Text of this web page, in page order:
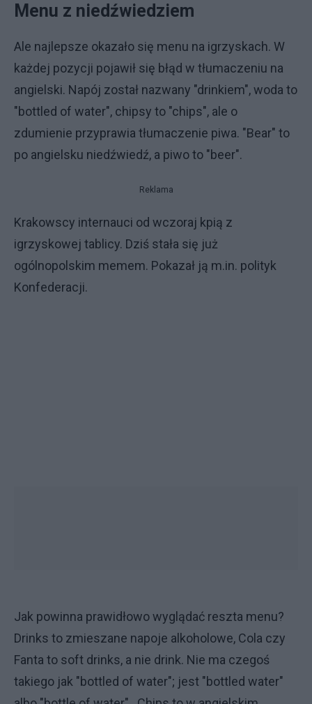
Menu z niedźwiedziem
Ale najlepsze okazało się menu na igrzyskach. W
każdej pozycji pojawił się błąd w tłumaczeniu na
angielski. Napój został nazwany "drinkiem", woda to
"bottled of water", chipsy to "chips", ale o
zdumienie przyprawia tłumaczenie piwa. "Bear" to
po angielsku niedźwiedź, a piwo to "beer".
Reklama
Krakowscy internauci od wczoraj kpią z
igrzyskowej tablicy. Dziś stała się już
ogólnopolskim memem. Pokazał ją m.in. polityk
Konfederacji.
Jak powinna prawidłowo wyglądać reszta menu?
Drinks to zmieszane napoje alkoholowe, Cola czy
Fanta to soft drinks, a nie drink. Nie ma czegoś
takiego jak "bottled of water"; jest "bottled water"